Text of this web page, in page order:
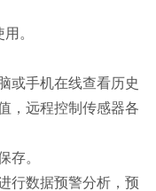
。
或手机在线查看历史
，远程控制传感器各
存。
行数据预警分析，预